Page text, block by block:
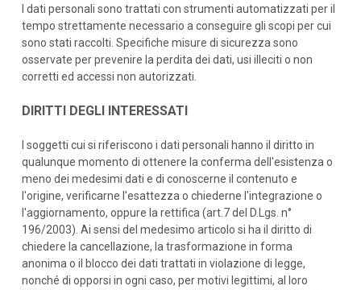
I dati personali sono trattati con strumenti automatizzati per il
tempo strettamente necessario a conseguire gli scopi per cui
sono stati raccolti. Specifiche misure di sicurezza sono
osservate per prevenire la perdita dei dati, usi illeciti o non
corretti ed accessi non autorizzati.
DIRITTI DEGLI INTERESSATI
I soggetti cui si riferiscono i dati personali hanno il diritto in
qualunque momento di ottenere la conferma dell'esistenza o
meno dei medesimi dati e di conoscerne il contenuto e
l'origine, verificarne l'esattezza o chiederne l'integrazione o
l'aggiornamento, oppure la rettifica (art.7 del D.Lgs. n°
196/2003). Ai sensi del medesimo articolo si ha il diritto di
chiedere la cancellazione, la trasformazione in forma
anonima o il blocco dei dati trattati in violazione di legge,
nonché di opporsi in ogni caso, per motivi legittimi, al loro